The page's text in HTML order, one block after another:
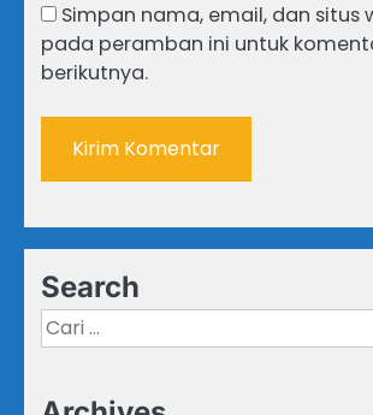
Simpan nama, email, dan situs
pada peramban ini untuk
berikutnya.
Search
Cari
untuk: